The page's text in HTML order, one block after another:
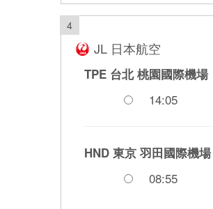
4
JL 日本航空
TPE 台北桃園國際機場
14:05
HND 東京 羽田國際機場
08:55